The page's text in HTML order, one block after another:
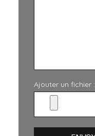
Ajouter un fichier :